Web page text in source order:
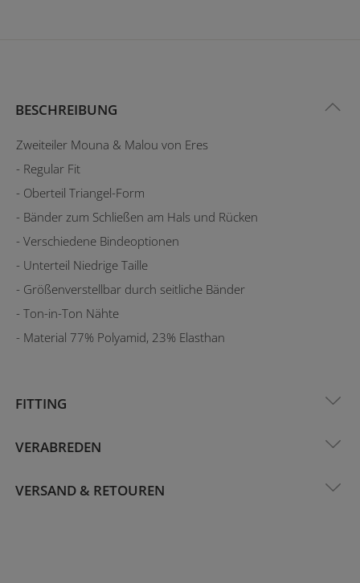
BESCHREIBUNG
Zweiteiler Mouna & Malou von Eres
- Regular Fit
- Oberteil Triangel-Form
- Bänder zum Schließen am Hals und Rücken
- Verschiedene Bindeoptionen
- Unterteil Niedrige Taille
- Größenverstellbar durch seitliche Bänder
- Ton-in-Ton Nähte
- Material 77% Polyamid, 23% Elasthan
FITTING
VERABREDEN
VERSAND & RETOUREN